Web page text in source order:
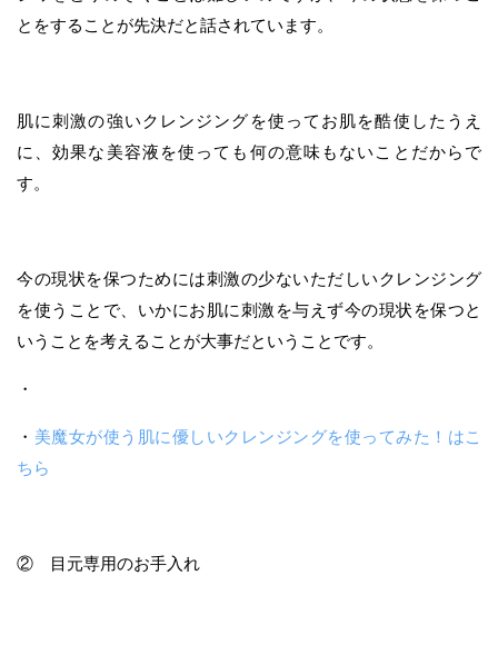
とをすることが先決だと話されています。
肌に刺激の強いクレンジングを使ってお肌を酷使したうえ
に、効果な美容液を使っても何の意味もないことだからで
す。
今の現状を保つためには刺激の少ないただしいクレンジング
を使うことで、いかにお肌に刺激を与えず今の現状を保つと
いうことを考えることが大事だということです。
・
・ 美魔女が使う肌に優しいクレンジングを使ってみた！はこ
ちら
② 目元専用のお手入れ